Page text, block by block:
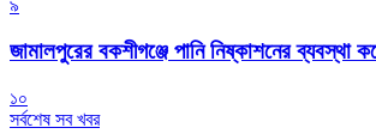
৯
জামালপুরের বকশীগঞ্জে পানি নিষ্কাশনের ব্যবস্থা
১০
সর্বশেষ সব খবর